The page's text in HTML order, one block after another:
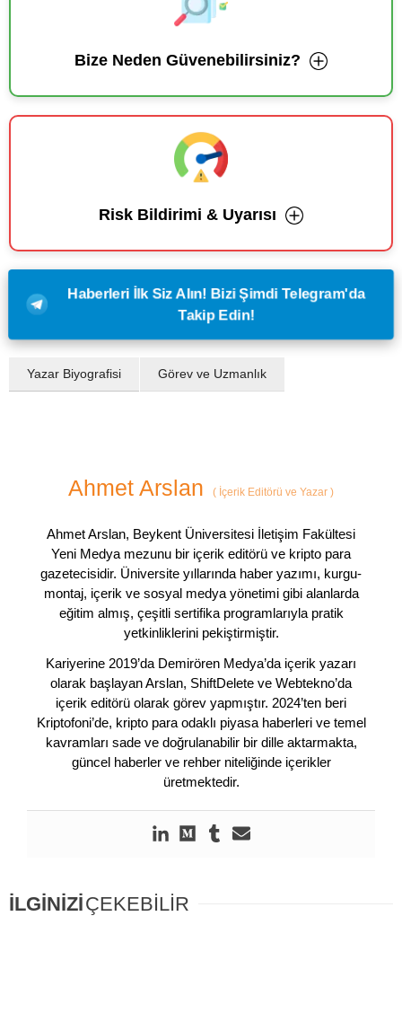
Bize Neden Güvenebilirsiniz?
Risk Bildirimi & Uyarısı
Haberleri İlk Siz Alın! Bizi Şimdi Telegram'da
Takip Edin!
Yazar Biyografisi Görev ve Uzmanlık
Ahmet Arslan ( İçerik Editörü ve Yazar )
Ahmet Arslan, Beykent Üniversitesi İletişim Fakültesi
Yeni Medya mezunu bir içerik editörü ve kripto para
gazetecisidir. Üniversite yıllarında haber yazımı, kurgu-
montaj, içerik ve sosyal medya yönetimi gibi alanlarda
eğitim almış, çeşitli sertifika programlarıyla pratik
yetkinliklerini pekiştirmiştir.
Kariyerine 2019’da Demirören Medya’da içerik yazarı
olarak başlayan Arslan, ShiftDelete ve Webtekno’da
içerik editörü olarak görev yapmıştır. 2024’ten beri
Kriptofoni’de, kripto para odaklı piyasa haberleri ve temel
kavramları sade ve doğrulanabilir bir dille aktarmakta,
güncel haberler ve rehber niteliğinde içerikler
üretmektedir.
İLGİNİZİÇEKEBİLİR